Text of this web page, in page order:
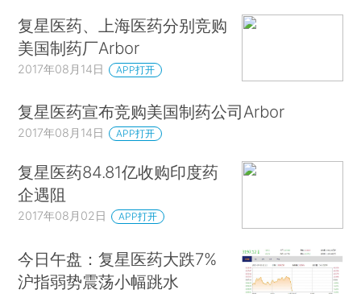
复星医药、上海医药分别竞购
美国制药厂Arbor
2017年08月14日 APP打开
复星医药宣布竞购美国制药公司Arbor
2017年08月14日 APP打开
复星医药84.81亿收购印度药
企遇阻
2017年08月02日 APP打开
今日午盘：复星医药大跌7%
沪指弱势震荡小幅跳水